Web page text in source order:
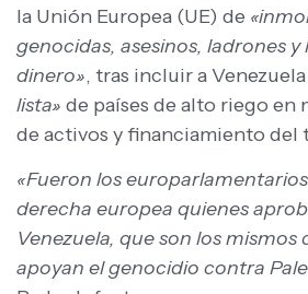
la Unión Europea (UE) de
genocidas, asesinos, ladrones y
dinero», tras incluir a
lista» de países de alto riego en
de activos y financiamiento del
«Fueron los
derecha europea quienes
Venezuela, que son los mismos
apoyan el genocidio contra